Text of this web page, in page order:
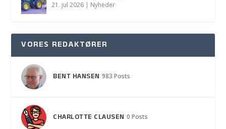
21. jul 2026 | Nyheder
VORES REDAKTØRER
BENT HANSEN 983 Posts
CHARLOTTE CLAUSEN 0 Posts